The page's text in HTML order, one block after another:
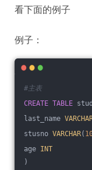
看下面的例子
例子：
#主表
CREATE TABLE
last_name
stusno VARCHAR(
age INT
)